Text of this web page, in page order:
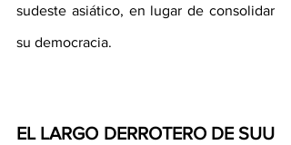
sudeste asiático, en lugar de consolidar
su democracia.
EL LARGO DERROTERO DE SUU